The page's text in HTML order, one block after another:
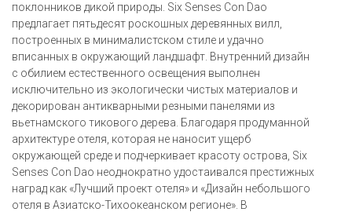
поклонников дикой природы. Six Senses Con Dao
предлагает пятьдесят роскошных деревянных вилл,
построенных в минималистском стиле и удачно
вписанных в окружающий ландшафт. Внутренний дизайн
с обилием естественного освещения выполнен
исключительно из экологически чистых материалов и
декорирован антикварными резными панелями из
вьетнамского тикового дерева. Благодаря продуманной
архитектуре отеля, которая не наносит ущерб
окружающей среде и подчеркивает красоту острова, Six
Senses Con Dao неоднократно удостаивался престижных
наград как «Лучший проект отеля» и «Дизайн небольшого
отеля в Азиатско-Тихоокеанском регионе». В